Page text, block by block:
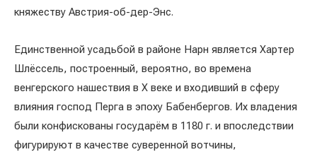
княжеству Австрия-об-дер-Энс.
Единственной усадьбой в районе Нарн является Хартер
Шлёссель, построенный, вероятно, во времена
венгерского нашествия в X веке и входивший в сферу
влияния господ Перга в эпоху Бабенбергов. Их владения
были конфискованы государём в 1180 г. и впоследствии
фигурируют в качестве суверенной вотчины,